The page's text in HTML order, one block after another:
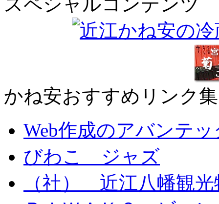
スペシャルコンテンツ
かね安おすすめリンク集
Web作成のアバンテッ
びわこ ジャズ
（社） 近江八幡観光